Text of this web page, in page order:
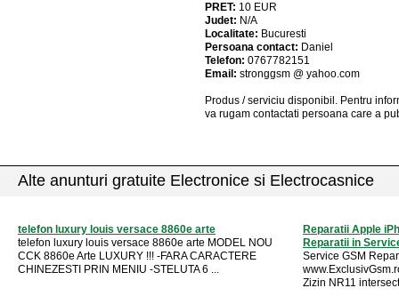
PRET: 10 EUR
Judet: N/A
Localitate: Bucuresti
Persoana contact: Daniel
Telefon: 0767782151
Email: stronggsm @ yahoo.com
Produs / serviciu disponibil . Pentru
va rugam contactati persoana care a
Alte anunturi gratuite Electronice si Electrocasnice
telefon luxury louis versace 8860e arte
telefon luxury louis versace 8860e arte MODEL NOU
CCK 8860e Arte LUXURY !!! -FARA CARACTERE
CHINEZESTI PRIN MENIU -STELUTA 6 ...
Reparatii Apple
Reparatii in
Service GSM
Zizin NR11